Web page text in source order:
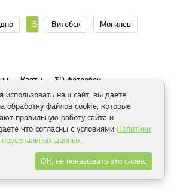
БрестВитебск Могилёв
Карты
3D фотообои
Современный город
Распродажа
использовать наш сайт, вы даете
обработку файлов cookie, которые
правильную работу сайта и
что согласны с условиями Политики
персональных данных .
ОК, не показывать это снова.